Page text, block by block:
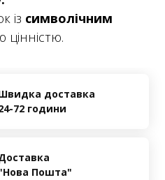
із символічним
цінністю.
доставка
72 години
Пошта"